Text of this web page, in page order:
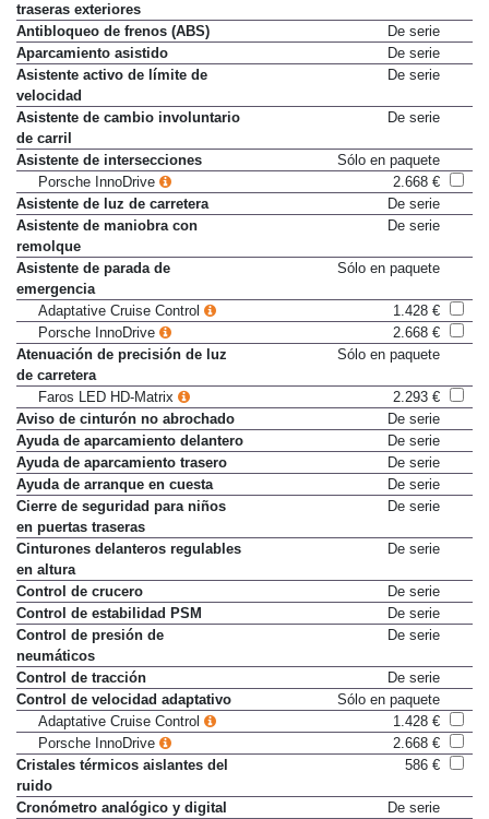
traseras exteriores
Antibloqueo de frenos (ABS)
De serie
Aparcamiento asistido
De serie
Asistente activo de límite de
velocidad
De serie
Asistente de cambio involuntario
de carril
De serie
Asistente de intersecciones
Sólo en paquete
Porsche InnoDrive
2.668 €
Asistente de luz de carretera
De serie
Asistente de maniobra con
remolque
De serie
Asistente de parada de
emergencia
Sólo en paquete
Adaptative Cruise Control
1.428 €
Porsche InnoDrive
2.668 €
Atenuación de precisión de luz
de carretera
Sólo en paquete
Faros LED HD-Matrix
2.293 €
Aviso de cinturón no abrochado
De serie
Ayuda de aparcamiento delantero
De serie
Ayuda de aparcamiento trasero
De serie
Ayuda de arranque en cuesta
De serie
Cierre de seguridad para niños
en puertas traseras
De serie
Cinturones delanteros regulables
en altura
De serie
Control de crucero
De serie
Control de estabilidad PSM
De serie
Control de presión de
neumáticos
De serie
Control de tracción
De serie
Control de velocidad adaptativo
Sólo en paquete
Adaptative Cruise Control
1.428 €
Porsche InnoDrive
2.668 €
Cristales térmicos aislantes del
ruido
586 €
Cronómetro analógico y digital
De serie